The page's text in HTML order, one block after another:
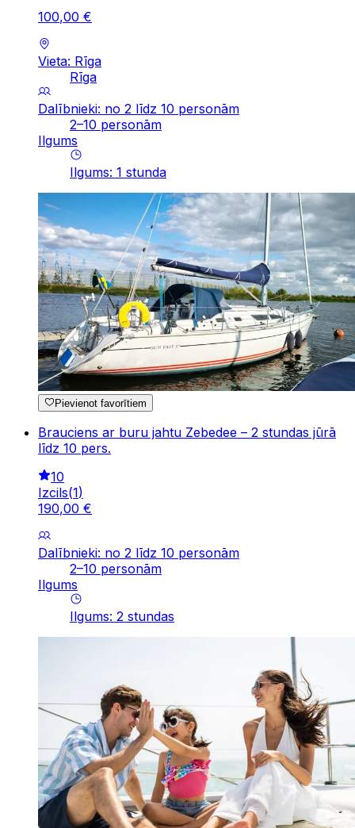
100,00 €
Vieta: Rīga
Rīga
Dalībnieki: no 2 līdz 10 personām
2–10 personām
Ilgums
Ilgums: 1 stunda
Pievienot favorītiem
Brauciens ar buru jahtu Zebedee – 2 stundas jūrā
līdz 10 pers.
10
Izcils(1)
190,00 €
Dalībnieki: no 2 līdz 10 personām
2–10 personām
Ilgums
Ilgums: 2 stundas